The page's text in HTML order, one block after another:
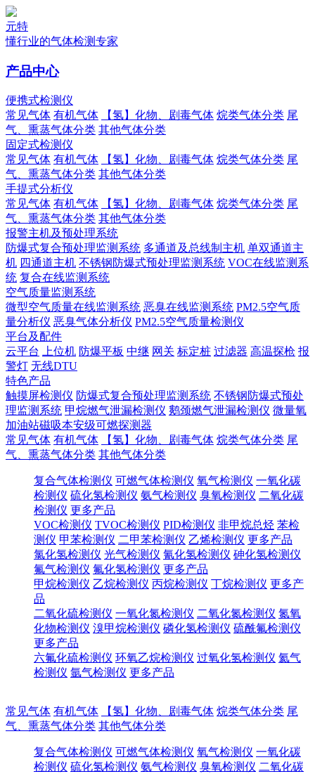
元特
懂行业的气体检测专家
产品中心
便携式检测仪
常见气体 有机气体 【氢】化物、剧毒气体 烷类气体分类 尾
气、熏蒸气体分类 其他气体分类
固定式检测仪
常见气体 有机气体 【氢】化物、剧毒气体 烷类气体分类 尾
气、熏蒸气体分类 其他气体分类
手提式分析仪
常见气体 有机气体 【氢】化物、剧毒气体 烷类气体分类 尾
气、熏蒸气体分类 其他气体分类
报警主机及预处理系统
防爆式复合预处理监测系统 多通道及总线制主机 单双通道主
机 四通道主机 不锈钢防爆式预处理监测系统 VOC在线监测系
统 复合在线监测系统
空气质量监测系统
微型空气质量在线监测系统 恶臭在线监测系统 PM2.5空气质
量分析仪 恶臭气体分析仪 PM2.5空气质量检测仪
平台及配件
云平台 上位机 防爆平板 中继 网关 标定桩 过滤器 高温探枪 报
警灯 无线DTU
特色产品
触摸屏检测仪 防爆式复合预处理监测系统 不锈钢防爆式预处
理监测系统 甲烷燃气泄漏检测仪 鹅颈燃气泄漏检测仪 微量氧
加油站磁吸本安级可燃探测器
常见气体 有机气体 【氢】化物、剧毒气体 烷类气体分类 尾
气、熏蒸气体分类 其他气体分类
复合气体检测仪 可燃气体检测仪 氧气检测仪 一氧化碳
检测仪 硫化氢检测仪 氨气检测仪 臭氧检测仪 二氧化碳
检测仪 更多产品
VOC检测仪 TVOC检测仪 PID检测仪 非甲烷总烃 苯检
测仪 甲苯检测仪 二甲苯检测仪 乙烯检测仪 更多产品
氯化氢检测仪 光气检测仪 氰化氢检测仪 砷化氢检测仪
氟气检测仪 氟化氢检测仪 更多产品
甲烷检测仪 乙烷检测仪 丙烷检测仪 丁烷检测仪 更多产
品
二氧化硫检测仪 一氧化氮检测仪 二氧化氮检测仪 氮氧
化物检测仪 溴甲烷检测仪 磷化氢检测仪 硫酰氟检测仪
更多产品
六氟化硫检测仪 环氧乙烷检测仪 过氧化氢检测仪 氦气
检测仪 氩气检测仪 更多产品
常见气体 有机气体 【氢】化物、剧毒气体 烷类气体分类 尾
气、熏蒸气体分类 其他气体分类
复合气体检测仪 可燃气体检测仪 氧气检测仪 一氧化碳
检测仪 硫化氢检测仪 氨气检测仪 臭氧检测仪 二氧化碳